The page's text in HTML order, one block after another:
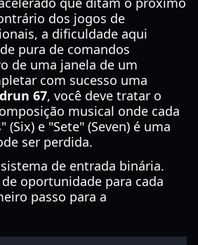
dos jogos de
a dificuldade aqui
pura de comandos
de uma janela de um
com sucesso uma
67, você deve tratar o
musical onde cada
(Six) e "Sete" (Seven) é uma
ser perdida.
de entrada binária.
oportunidade para cada
passo para a